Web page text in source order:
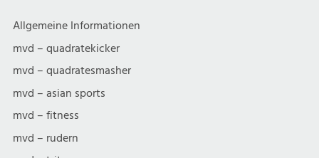
Allgemeine Informationen
mvd – quadratekicker
mvd – quadratesmasher
mvd – asian sports
mvd – fitness
mvd – rudern